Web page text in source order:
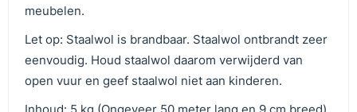
meubelen.
Let op: Staalwol is brandbaar. Staalwol ontbrandt zeer
eenvoudig. Houd staalwol daarom verwijderd van
open vuur en geef staalwol niet aan kinderen.